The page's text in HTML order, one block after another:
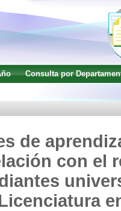
Consulta por
de
con el